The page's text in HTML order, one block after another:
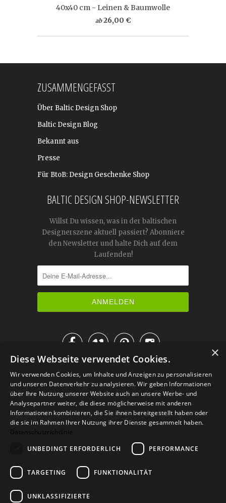
40x40 cm - Leinen & Baumwolle
ab 26,00 €
ZUSAMMENGEFASST
Über Baltic Design Shop
Baltic Design Blog
Bekannt aus
Presse
Für BtoB: Design Geschenke Shop
BALTIC DESIGN SHOP-NEWSLETTER
Willst Du wissen, was in der baltischen
Designerszene aktuell passiert? Abonniere
den Newsletter und halte Dich auf dem
Laufenden!

IM KATALOG BLÄTTERN
Versand Zahlarten
Retoure
Widerrufsformular
×
Diese Webseite verwendet Cookies.
Wir verwenden Cookies, um Inhalte und Anzeigen zu personalisieren
und unseren Datenverkehr zu analysieren. Wir geben Informationen
über Ihre Nutzung unserer Website auch an unsere Werbe- und
Analysepartner weiter, die diese möglicherweise mit anderen
Informationen kombinieren, die Sie ihnen bereitgestellt haben oder
die sie im Rahmen Ihrer Nutzung ihrer Dienste gesammelt haben.
Datenschutzrichtlinie
UNBEDINGT ERFORDERLICH
PERFORMANCE
TARGETING FUNKTIONALITÄT
UNKLASSIFIZIERTE